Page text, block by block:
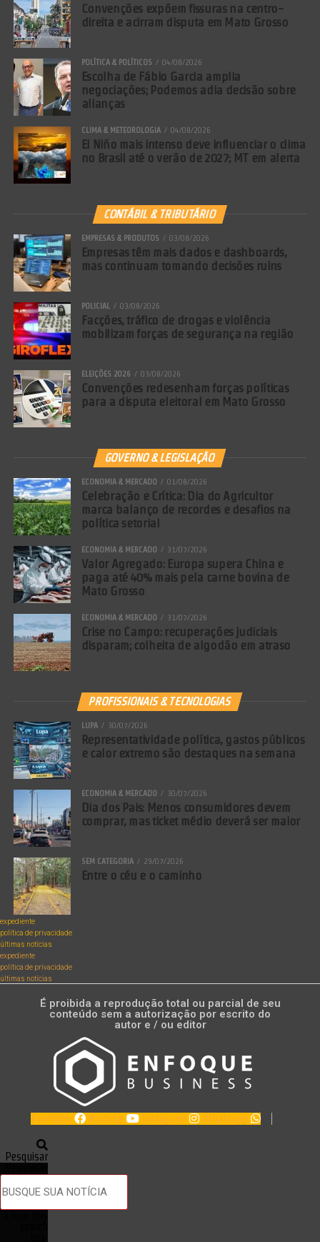
Convenções expõem fissuras na centro-
direita e acirram disputa em Mato Grosso
POLÍTICA & POLÍTICOS 04/08/2026
Escolha de Fábio Garcia amplia
negociações; Podemos adia decisão sobre
alianças
CLIMA & METEOROLOGIA 04/08/2026
El Niño mais intenso deve influenciar o clima
no Brasil até o verão de 2027; MT em alerta
CONTÁBIL & TRIBUTÁRIO
EMPRESAS & PRODUTOS 03/08/2026
Empresas têm mais dados e dashboards,
mas continuam tomando decisões ruins
POLICIAL 03/08/2026
Facções, tráfico de drogas e violência
mobilizam forças de segurança na região
ELEIÇÕES 2026 03/08/2026
Convenções redesenham forças políticas
para a disputa eleitoral em Mato Grosso
GOVERNO & LEGISLAÇÃO
ECONOMIA & MERCADO 01/08/2026
Celebração e Crítica: Dia do Agricultor
marca balanço de recordes e desafios na
política setorial
ECONOMIA & MERCADO 31/07/2026
Valor Agregado: Europa supera China e
paga até 40% mais pela carne bovina de
Mato Grosso
ECONOMIA & MERCADO 31/07/2026
Crise no Campo: recuperações judiciais
disparam; colheita de algodão em atraso
PROFISSIONAIS & TECNOLOGIAS
LUPA 30/07/2026
Representatividade política, gastos públicos
e calor extremo são destaques na semana
ECONOMIA & MERCADO 30/07/2026
Dia dos Pais: Menos consumidores devem
comprar, mas ticket médio deverá ser maior
SEM CATEGORIA 29/07/2026
Entre o céu e o caminho
expediente
política de privacidade
últimas notícias
expediente
política de privacidade
últimas notícias
É proibida a reprodução total ou parcial de seu
conteúdo sem a autorização por escrito do
autor e / ou editor
Facebook Youtube Instagram Whatsapp
Pesquisar
Pesquisar